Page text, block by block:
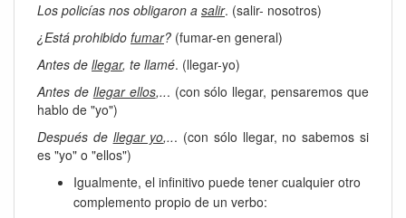
Los policías nos obligaron a salir. (salir- nosotros)
¿Está prohibido fumar? (fumar-en general)
Antes de llegar, te llamé. (llegar-yo)
Antes de llegar ellos,... (con sólo llegar, pensaremos que
hablo de "yo")
Después de llegar yo,... (con sólo llegar, no sabemos si
es "yo" o "ellos")
Igualmente, el infinitivo puede tener cualquier otro
complemento propio de un verbo: